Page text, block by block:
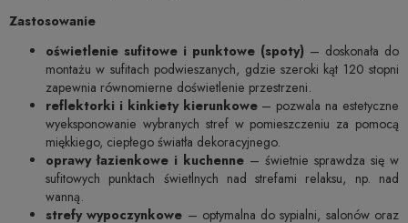
Zastosowanie
oświetlenie sufitowe i punktowe (spoty) – doskonała do
montażu w sufitach podwieszanych, gdzie szeroki kąt 120 stopni
zapewnia równomierne doświetlenie przestrzeni.
reflektorki i kinkiety kierunkowe– pozwala na estetyczne
wyeksponowanie wybranych stref w pomieszczeniu za pomocą
miękkiego, ciepłego światła dekoracyjnego.
oprawy łazienkowe i kuchenne – świetnie sprawdza się w
sufitowych punktach świetlnych nad strefami relaksu, np. nad
wanną.
strefy wypoczynkowe – optymalna do sypialni, salonów oraz